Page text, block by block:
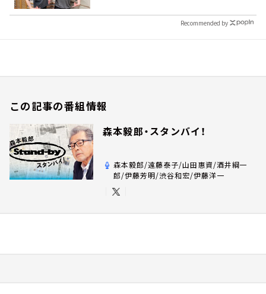
Recommended by
この記事の番組情報
森本毅郎・スタンバイ！
森本毅郎/遠藤泰子/山田惠資/酒井綱一
郎/伊藤芳明/渋谷和宏/伊藤洋一